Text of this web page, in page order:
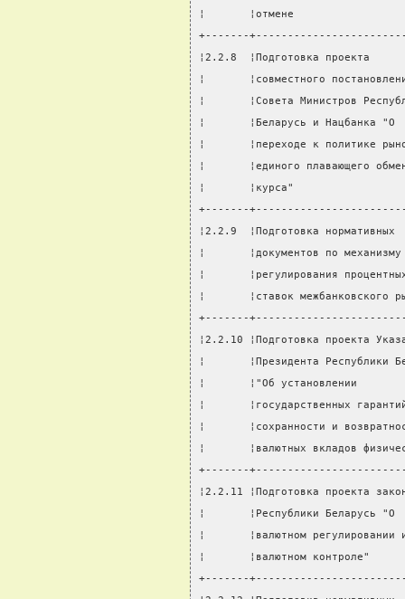
¦       ¦отмене
+-------
¦2.2.8  ¦Подготовка
¦       ¦совместного
¦       ¦Совета Министров
¦       ¦Беларусь и
¦       ¦переходе к
¦       ¦единого
¦       ¦курса"
+-------
¦2.2.9  ¦Подготовка
¦       ¦документов по
¦       ¦регулирования
¦       ¦ставок
+-------
¦2.2.10 ¦Подготовка
¦       ¦Президента
¦       ¦"Об
¦       ¦государственных
¦       ¦сохранности и
¦       ¦валютных вкладов
+-------
¦2.2.11 ¦Подготовка проекта
¦       ¦Республики
¦       ¦валютном
¦       ¦валютном
+-------